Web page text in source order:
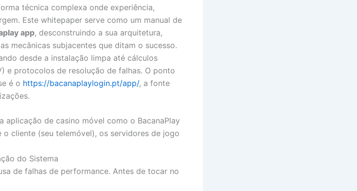
técnica complexa onde experiência,
Este whitepaper serve como um manual de
app, desconstruindo a sua arquitetura,
mecânicas subjacentes que ditam o sucesso.
desde a instalação limpa até cálculos
e protocolos de resolução de falhas. O ponto
é o https://bacanaplaylogin.pt/app/, a fonte
aplicação de casino móvel como o BacanaPlay
cliente (seu telemóvel), os servidores de jogo
do Sistema
de falhas de performance. Antes de tocar no